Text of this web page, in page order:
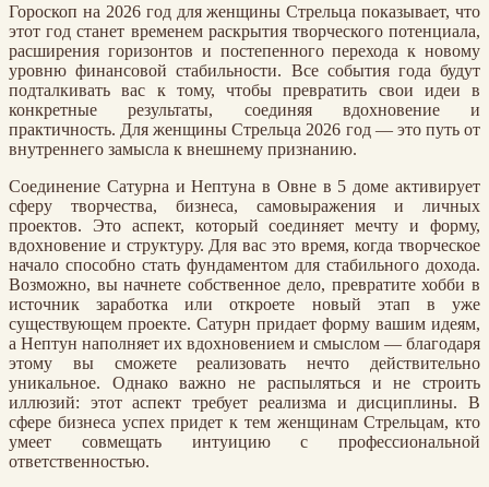
Гороскоп на 2026 год для женщины Стрельца показывает, что
этот год станет временем раскрытия творческого потенциала,
расширения горизонтов и постепенного перехода к новому
уровню финансовой стабильности. Все события года будут
подталкивать вас к тому, чтобы превратить свои идеи в
конкретные результаты, соединяя вдохновение и
практичность. Для женщины Стрельца 2026 год — это путь от
внутреннего замысла к внешнему признанию.
Соединение Сатурна и Нептуна в Овне в 5 доме активирует
сферу творчества, бизнеса, самовыражения и личных
проектов. Это аспект, который соединяет мечту и форму,
вдохновение и структуру. Для вас это время, когда творческое
начало способно стать фундаментом для стабильного дохода.
Возможно, вы начнете собственное дело, превратите хобби в
источник заработка или откроете новый этап в уже
существующем проекте. Сатурн придает форму вашим идеям,
а Нептун наполняет их вдохновением и смыслом — благодаря
этому вы сможете реализовать нечто действительно
уникальное. Однако важно не распыляться и не строить
иллюзий: этот аспект требует реализма и дисциплины. В
сфере бизнеса успех придет к тем женщинам Стрельцам, кто
умеет совмещать интуицию с профессиональной
ответственностью.